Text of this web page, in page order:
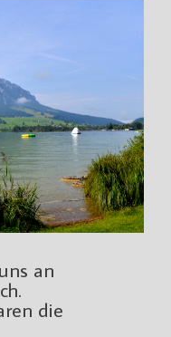
an
die